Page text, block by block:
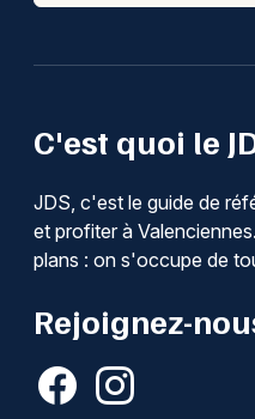
C'est quoi le
JDS, c'est le guide de
et profiter à
plans : on s'occupe de
Rejoignez-